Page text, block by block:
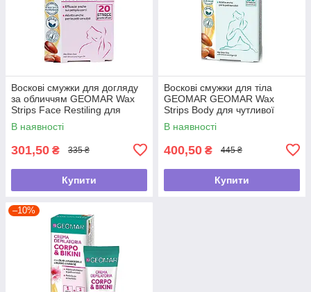
Воскові смужки для догляду
за обличчям GEOMAR Wax
Strips Face Restiling для
чутливої шкіри, 20 шт
В наявності
301,50 ₴ 335 ₴
Купити
Воскові смужки для тіла
GEOMAR GEOMAR Wax
Strips Body для чутливої
шкіри, 20 шт
В наявності
400,50 ₴ 445 ₴
Купити
–10%